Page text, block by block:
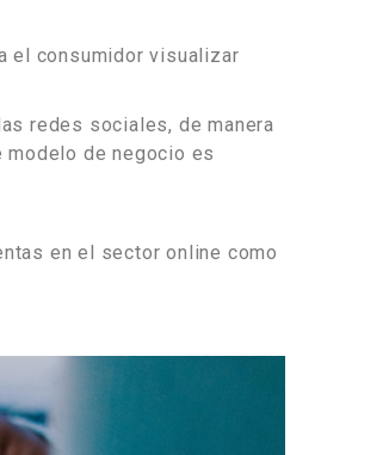
el consumidor visualizar
redes sociales, de manera
de negocio es
en el sector online como